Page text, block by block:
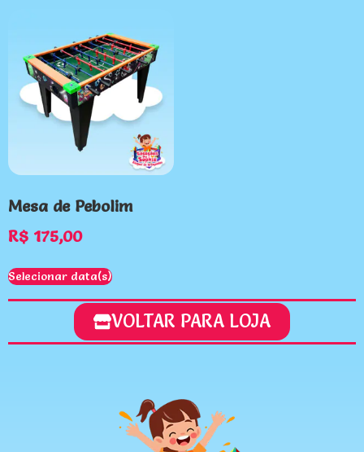
Mesa de Pebolim
R$ 175,00
Selecionar data(s)
VOLTAR PARA LOJA